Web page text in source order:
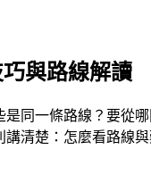
與路線解讀
同一條路線？要從
清楚：怎麼看路線